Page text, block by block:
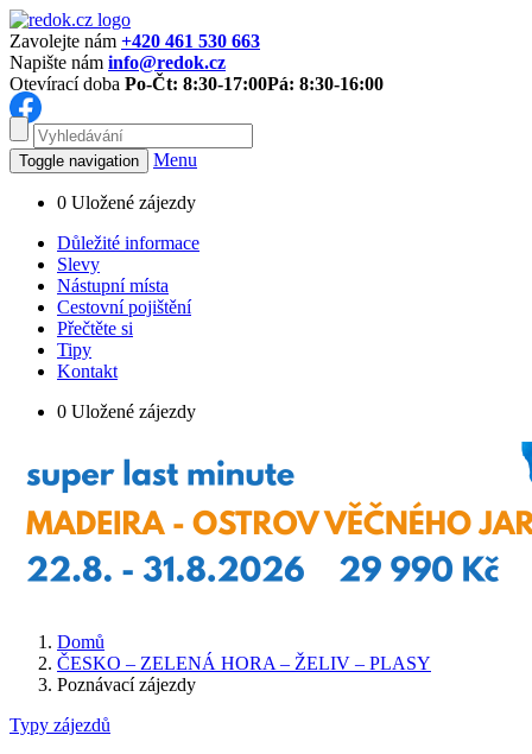
Zavolejte nám +420 461 530 663
Napište nám info@redok.cz
Otevírací doba Po-Čt: 8:30-17:00Pá: 8:30-16:00
Toggle navigation Menu
0 Uložené zájezdy
Důležité informace
Slevy
Nástupní místa
Cestovní pojištění
Přečtěte si
Tipy
Kontakt
0 Uložené zájezdy
Domů
ČESKO – ZELENÁ HORA – ŽELIV – PLASY
Poznávací zájezdy
Typy zájezdů